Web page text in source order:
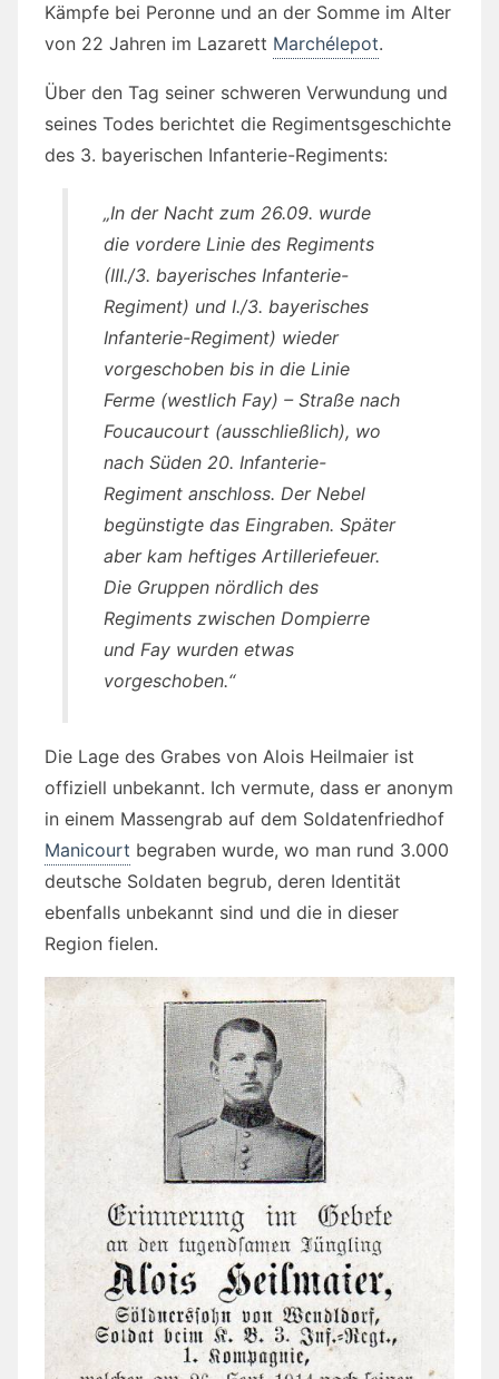
Kämpfe bei Peronne und an der Somme im Alter
von 22 Jahren im Lazarett Marchélepot.
Über den Tag seiner schweren Verwundung und
seines Todes berichtet die Regimentsgeschichte
des 3. bayerischen Infanterie-Regiments:
„In der Nacht zum 26.09. wurde
die vordere Linie des Regiments
(III./3. bayerisches Infanterie-
Regiment) und I./3. bayerisches
Infanterie-Regiment) wieder
vorgeschoben bis in die Linie
Ferme (westlich Fay) – Straße nach
Foucaucourt (ausschließlich), wo
nach Süden 20. Infanterie-
Regiment anschloss. Der Nebel
begünstigte das Eingraben. Später
aber kam heftiges Artilleriefeuer.
Die Gruppen nördlich des
Regiments zwischen Dompierre
und Fay wurden etwas
vorgeschoben.“
Die Lage des Grabes von Alois Heilmaier ist
offiziell unbekannt. Ich vermute, dass er anonym
in einem Massengrab auf dem Soldatenfriedhof
Manicourt begraben wurde, wo man rund 3.000
deutsche Soldaten begrub, deren Identität
ebenfalls unbekannt sind und die in dieser
Region fielen.